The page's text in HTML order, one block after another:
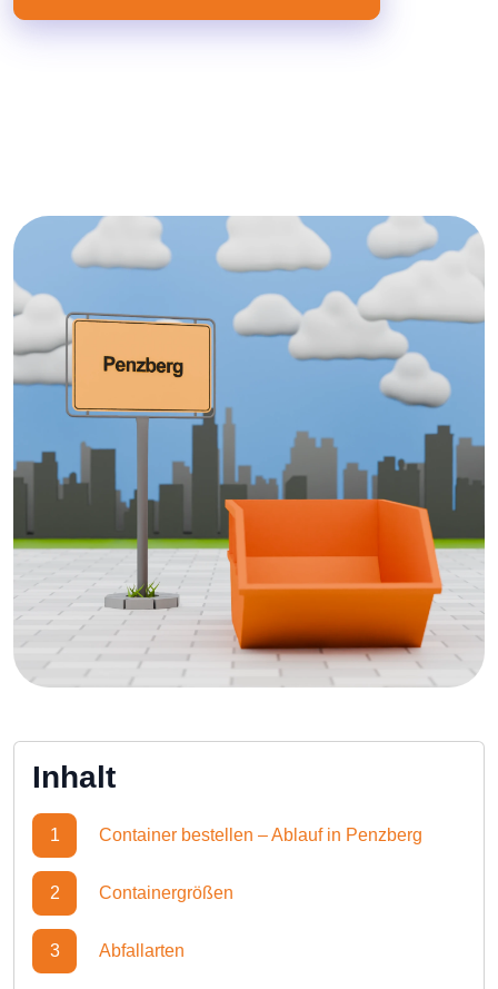
Inhalt
1 Container bestellen – Ablauf in Penzberg
2 Containergrößen
3 Abfallarten